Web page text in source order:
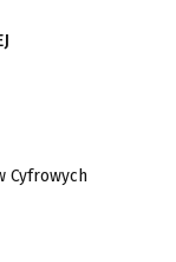
Cyfrowych